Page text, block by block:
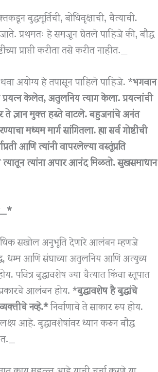
बुद्धमूर्तिची, बोधिवृक्षाची, चैत्याची.
प्रथमतः हे समजून घेतले पाहिजे की, बौद्ध
प्राप्ती करीता तसे करीत नाहीत._
अयोग्य हे तपासून पाहिले पाहिजे. *भगवान
प्रयत्न केलेत, अतुलनिय त्याग केला. प्रयत्नांची
ते ज्ञान मुक्त हस्ते वाटले. बहुजनांचे अनंत
मध्यम मार्ग सांगितला. ह्या सर्व गोष्टींची
आणि त्यांनी वापरलेल्या वस्तूंप्रति
त्यांना अपार आनंद मिळतो. सुखसमाधान
सखोल अनुभूति देणारे आलंबन म्हणजे
धम्म आणि संघाच्या अतुलनिय आणि अत्युच्य
बुद्धावशेष ज्या चैत्यात किंवा स्तूपात
आलंबन होय. *बुद्धावशेष है बुद्धांचे
नव्हे.*निर्वाणाचे ते साकार रूप होय.
आहे. बुद्धावशेषांवर ध्यान करून बौद्ध